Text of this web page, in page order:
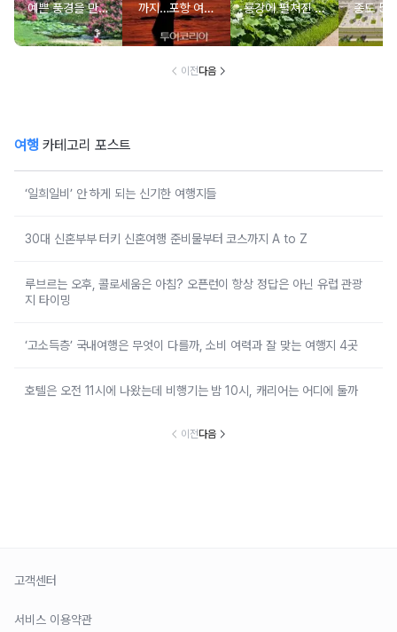
예쁜 풍경을 만나
는 여행
까지…포항 여름
여행 완전정복
룡강에 펼쳐진 여
름 수채화
종도 5
트와 체
시
이전다음
여행 카테고리 포스트
‘일희일비’ 안 하게 되는 신기한 여행지들
30대 신혼부부 터키 신혼여행 준비물부터 코스까지 A to Z
루브르는 오후, 콜로세움은 아침? 오픈런이 항상 정답은 아닌 유럽 관광
지 타이밍
‘고소득층’ 국내여행은 무엇이 다를까, 소비 여력과 잘 맞는 여행지 4곳
호텔은 오전 11시에 나왔는데 비행기는 밤 10시, 캐리어는 어디에 둘까
이전다음
고객센터
서비스 이용약관